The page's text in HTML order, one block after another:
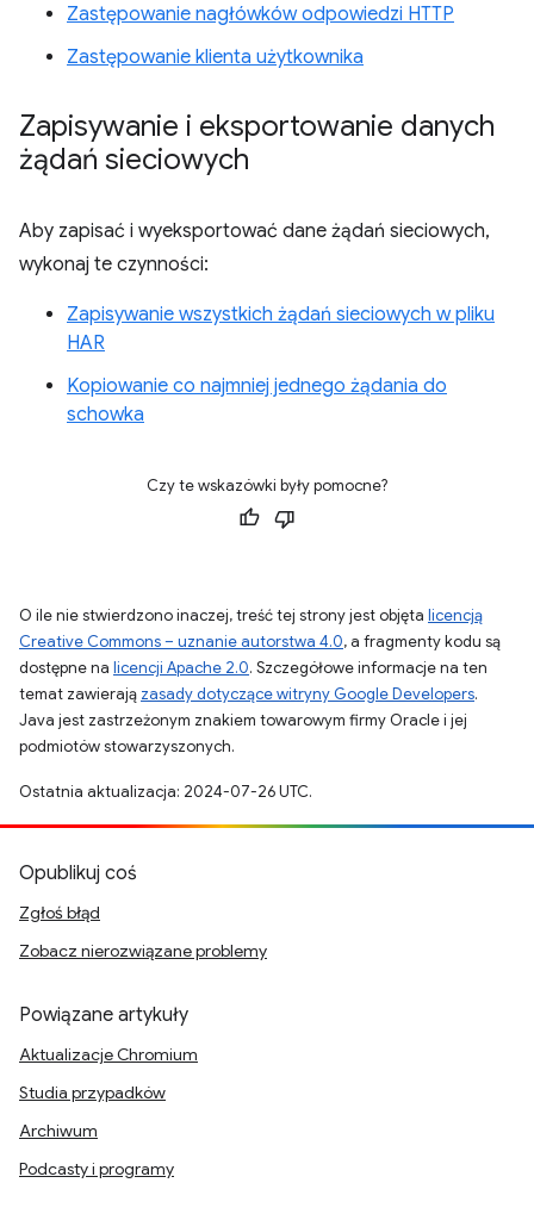
Zastępowanie nagłówków odpowiedzi HTTP
Zastępowanie klienta użytkownika
Zapisywanie i eksportowanie danych
żądań sieciowych
Aby zapisać i wyeksportować dane żądań sieciowych,
wykonaj te czynności:
Zapisywanie wszystkich żądań sieciowych w pliku
HAR
Kopiowanie co najmniej jednego żądania do
schowka
Czy te wskazówki były pomocne?
O ile nie stwierdzono inaczej, treść tej strony jest objęta licencją
Creative Commons – uznanie autorstwa 4.0, a fragmenty kodu są
dostępne na licencji Apache 2.0. Szczegółowe informacje na ten
temat zawierają zasady dotyczące witryny Google Developers.
Java jest zastrzeżonym znakiem towarowym firmy Oracle i jej
podmiotów stowarzyszonych.
Ostatnia aktualizacja: 2024-07-26 UTC.
Opublikuj coś
Zgłoś błąd
Zobacz nierozwiązane problemy
Powiązane artykuły
Aktualizacje Chromium
Studia przypadków
Archiwum
Podcasty i programy